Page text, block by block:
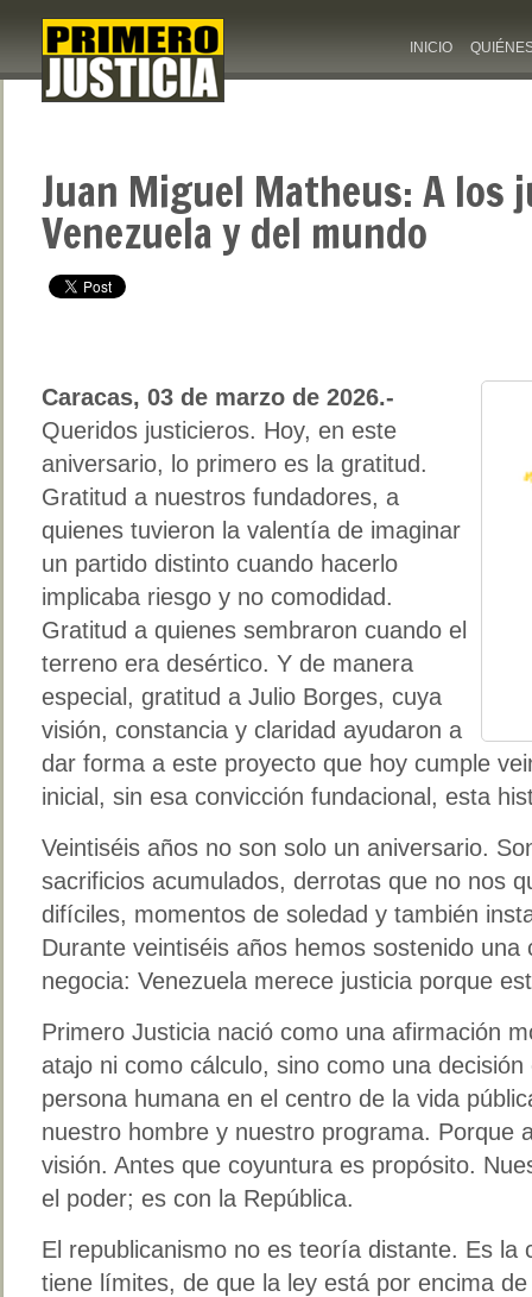
INICIO
Juan Miguel Matheus: A los
Venezuela y del mundo
Caracas, 03 de marzo de 2026.-
Queridos justicieros. Hoy, en este
aniversario, lo primero es la gratitud.
Gratitud a nuestros fundadores, a
quienes tuvieron la valentía de imaginar
un partido distinto cuando hacerlo
implicaba riesgo y no comodidad.
Gratitud a quienes sembraron cuando el
terreno era desértico. Y de manera
especial, gratitud a Julio Borges, cuya
visión, constancia y claridad ayudaron a
dar forma a este proyecto que hoy cumple
inicial, sin esa convicción fundacional, esta
Veintiséis años no son solo un aniversario.
sacrificios acumulados, derrotas que no nos
difíciles, momentos de soledad y también
Durante veintiséis años hemos sostenido una
negocia: Venezuela merece justicia porque
Primero Justicia nació como una afirmación
atajo ni como cálculo, sino como una
persona humana en el centro de la vida
nuestro hombre y nuestro programa. Porque
visión. Antes que coyuntura es propósito.
el poder; es con la República.
El republicanismo no es teoría distante. Es la
tiene límites, de que la ley está por encima